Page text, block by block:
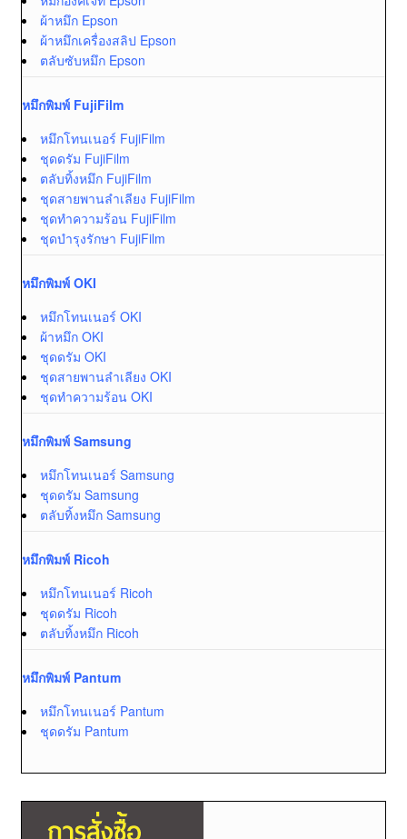
ผ้าหมึก Epson
ผ้าหมึกเครื่องสลิป Epson
ตลับซับหมึก Epson
หมึกพิมพ์ FujiFilm
หมึกโทนเนอร์ FujiFilm
ชุดดรัม FujiFilm
ตลับทิ้งหมึก FujiFilm
ชุดสายพานลำเลียง FujiFilm
ชุดทำความร้อน FujiFilm
ชุดบำรุงรักษา FujiFilm
หมึกพิมพ์ OKI
หมึกโทนเนอร์ OKI
ผ้าหมึก OKI
ชุดดรัม OKI
ชุดสายพานลำเลียง OKI
ชุดทำความร้อน OKI
หมึกพิมพ์ Samsung
หมึกโทนเนอร์ Samsung
ชุดดรัม Samsung
ตลับทิ้งหมึก Samsung
หมึกพิมพ์ Ricoh
หมึกโทนเนอร์ Ricoh
ชุดดรัม Ricoh
ตลับทิ้งหมึก Ricoh
หมึกพิมพ์ Pantum
หมึกโทนเนอร์ Pantum
ชุดดรัม Pantum